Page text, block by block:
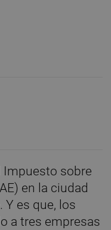
Impuesto sobre
en la ciudad
Y es que, los
a tres empresas